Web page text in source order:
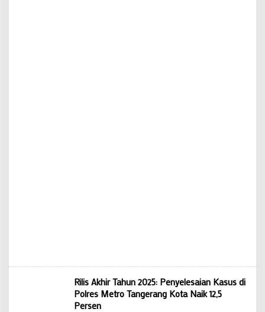
Rilis Akhir Tahun 2025: Penyelesaian Kasus di
Polres Metro Tangerang Kota Naik 12,5
Persen